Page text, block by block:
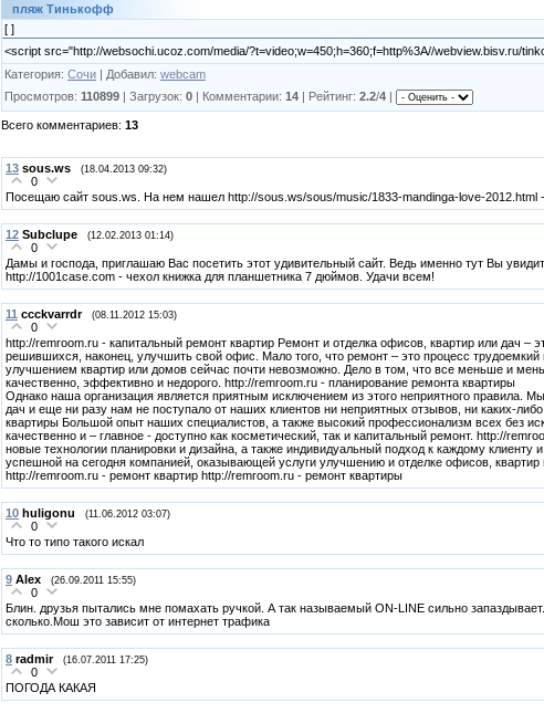
пляж Тинькофф
[ ]
<script src="http://websochi.ucoz.com/media/?t=video;w=450;h=360;f=http%3A//webview.bisv.ru/
Категория: Сочи | Добавил: webcam
Просмотров: 110899 | Загрузок: 0 | Комментарии: 14 | Рейтинг: 2.2/4 |
Всего комментариев: 13
13 sous.ws (18.04.2013 09:32)
0
Посещаю сайт sous.ws. На нем нашел http://sous.ws/sous/music/1833-mandinga-love-2012.html -
12 Subclupe (12.02.2013 01:14)
0
Дамы и господа, приглашаю Вас посетить этот удивительный сайт. Ведь именно тут Вы
http://1001case.com - чехол книжка для планшетника 7 дюймов. Удачи всем!
11 ccckvarrdr (08.11.2012 15:03)
0
http://remroom.ru - капитальный ремонт квартир Ремонт и отделка офисов, квартир или дач –
решившихся, наконец, улучшить свой офис. Мало того, что ремонт – это процесс
улучшением квартир или домов сейчас почти невозможно. Дело в том, что все меньше и
качественно, эффективно и недорого. http://remroom.ru - планирование ремонта квартиры
Однако наша организация является приятным исключением из этого неприятного правила.
дач и еще ни разу нам не поступало от наших клиентов ни неприятных отзывов, ни каких-
квартиры Большой опыт наших специалистов, а также высокий профессионализм всех без
качественно и – главное - доступно как косметический, так и капитальный ремонт. http://
новые технологии планировки и дизайна, а также индивидуальный подход к каждому
успешной на сегодня компанией, оказывающей услуги улучшению и отделке офисов, квартир
http://remroom.ru - ремонт квартир http://remroom.ru - ремонт квартиры
10 huligonu (11.06.2012 03:07)
0
Что то типо такого искал
9 Alex (26.09.2011 15:55)
0
Блин. друзья пытались мне помахать ручкой. А так называемый ON-LINE сильно
сколько.Мош это зависит от интернет трафика
8 radmir (16.07.2011 17:25)
0
ПОГОДА КАКАЯ